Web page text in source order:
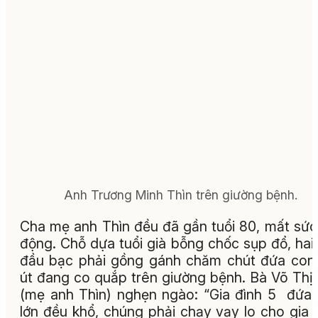
Anh Trương Minh Thìn trên giường bệnh.
Cha mẹ anh Thìn đều đã gần tuổi 80, mất
động. Chỗ dựa tuổi già bỗng chốc sụp đổ, hai
đầu bạc phải gồng gánh chăm chút đứa
út đang co quắp trên giường bệnh. Bà Võ Thị
(mẹ anh Thìn) nghẹn ngào: “Gia đình 5 đứa
lớn đều khổ, chúng phải chạy vạy lo cho gia